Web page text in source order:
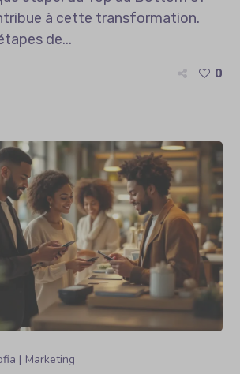
à cette transformation.
de...
0
Marketing